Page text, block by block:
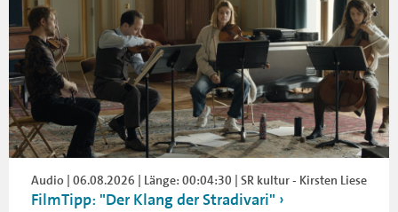
Audio | 06.08.2026 | Länge: 00:04:30 | SR kultur - Kirsten Liese
FilmTipp: "Der Klang der Stradivari"